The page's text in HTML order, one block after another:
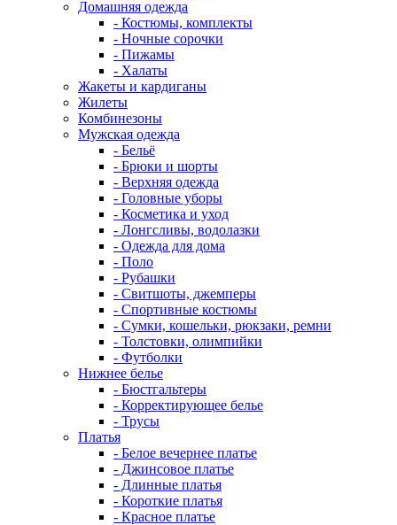
Домашняя одежда
- Костюмы, комплекты
- Ночные сорочки
- Пижамы
- Халаты
Жакеты и кардиганы
Жилеты
Комбинезоны
Мужская одежда
- Бельё
- Брюки и шорты
- Верхняя одежда
- Головные уборы
- Косметика и уход
- Лонгсливы, водолазки
- Одежда для дома
- Поло
- Рубашки
- Свитшоты, джемперы
- Спортивные костюмы
- Сумки, кошельки, рюкзаки, ремни
- Толстовки, олимпийки
- Футболки
Нижнее белье
- Бюстгальтеры
- Корректирующее белье
- Трусы
Платья
- Белое вечернее платье
- Джинсовое платье
- Длинные платья
- Короткие платья
- Красное платье